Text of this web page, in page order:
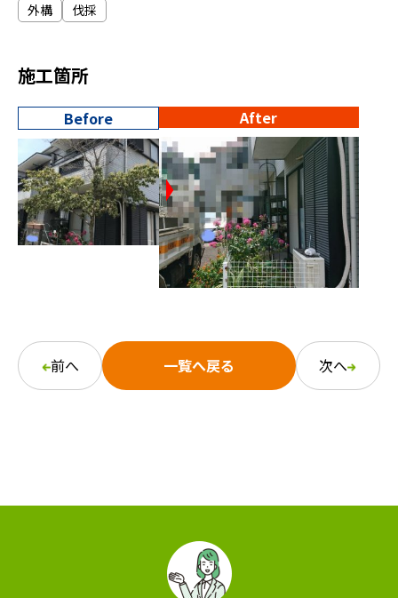
外構 伐採
施工箇所
Before After
前へ 一覧へ戻る 次へ